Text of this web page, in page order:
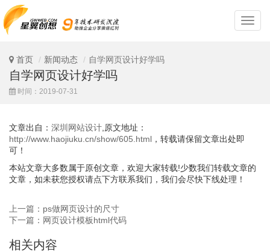
深
圳
首页 新闻动态 自学网页设计好学吗
自学网页设计好学吗
时间：2019-07-31
文章出自： 深圳网站设计 ,原文地址：
http://www.haojiuku.cn/show/605.html ，转载请保留文章出处即
可！
本站文章大多数属于原创文章，欢迎大家转载!少数我们转载文章的
文章，如未获您授权请点下方联系我们，我们会尽快下线处理！
上一篇：ps做网页设计的尺寸
下一篇：网页设计模板html代码
相关内容